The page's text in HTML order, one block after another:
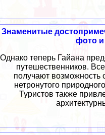
Знаменитые
фото и
Однако теперь Гайана
путешественников.
получают возможность
нетронутого
Туристов также